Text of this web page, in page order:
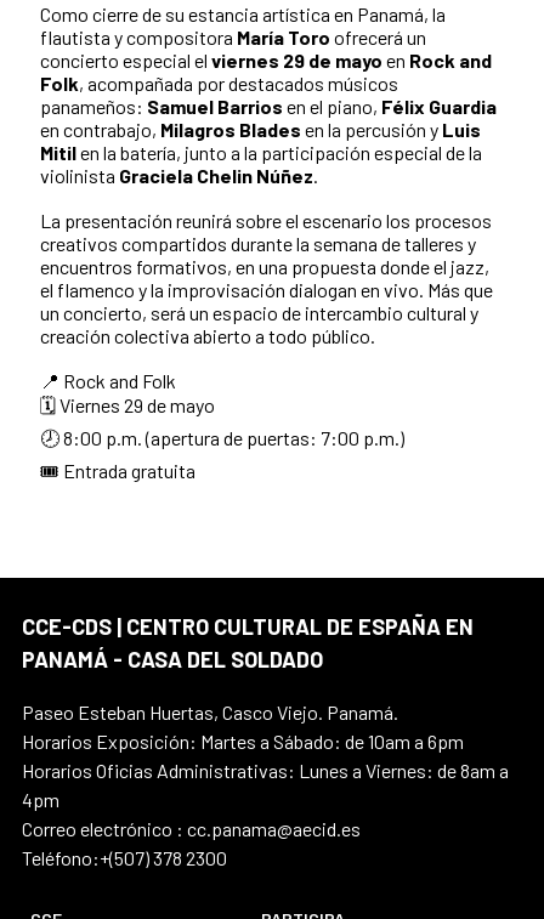
Como cierre de su estancia artística en Panamá, la
flautista y compositora María Toro ofrecerá un
concierto especial el viernes 29 de mayo en Rock and
Folk, acompañada por destacados músicos
panameños: Samuel Barrios en el piano, Félix Guardia
en contrabajo, Milagros Blades en la percusión y Luis
Mitilen la batería, junto a la participación especial de la
violinista Graciela Chelin Núñez
La presentación reunirá sobre el escenario los procesos
creativos compartidos durante la semana de talleres y
encuentros formativos, en una propuesta donde el jazz,
el flamenco y la improvisación dialogan en vivo. Más que
un concierto, será un espacio de intercambio cultural y
creación colectiva abierto a todo público.
📍 Rock and Folk
🗓️ Viernes 29 de mayo
🕗 8:00 p.m. (apertura de puertas: 7:00 p.m.)
🎟️ Entrada gratuita
CCE-CDS | CENTRO CULTURAL DE ESPAÑA EN
PANAMÁ - CASA DEL SOLDADO
Paseo Esteban Huertas, Casco Viejo. Panamá.
Horarios Exposición: Martes a Sábado: de 10am a 6pm
Horarios Oficias Administrativas: Lunes a Viernes: de 8am a
4pm
Correo electrónico : cc.panama@aecid.es
Teléfono:+(507) 378 2300